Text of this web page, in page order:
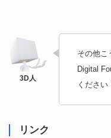
その他こ
Digital
ください
リンク